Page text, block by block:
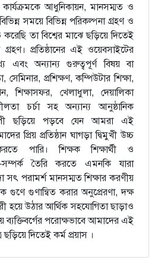
কার্যক্রমকে আধুনিকায়ন, মানসম্মত ও
সময়ে বিভিন্ন পরিকল্পনা গ্রহণ ও
করেছি তা বিশ্বের মাঝে ছড়িয়ে দিতেই
প্রতিষ্ঠানের এই ওয়েবসাইটের
এবং অন্যান্য গুরুত্বপূর্ণ বিষয় বা
সেমিনার, প্রশিক্ষণ, কম্পিউটার শিক্ষা,
শিক্ষাসফর, খেলাধুলা, দেয়ালিকা
চর্চা সহ অন্যান্য আনুষ্ঠানিক
ছড়িয়ে পড়বে যেন আমরা এই
প্রিয় প্রতিষ্ঠান ঘাগড়া দ্বিমুখী উচ্চ
পারি। শিক্ষক শিক্ষার্থী ও
তৈরি করতে এমনকি যারা
সৎ পরামর্শ মানসম্মত শিক্ষার করণীয়
গুণে গুণান্বিত করার অনুপ্রেরণা, দক্ষ
হয়ে উঠার আর্থিক সহযোগিতা ছাড়াও
ব্যক্তিবর্গের পরোক্ষভাবে আমাদের এই
দিতেই কর্ম প্রয়াস ।